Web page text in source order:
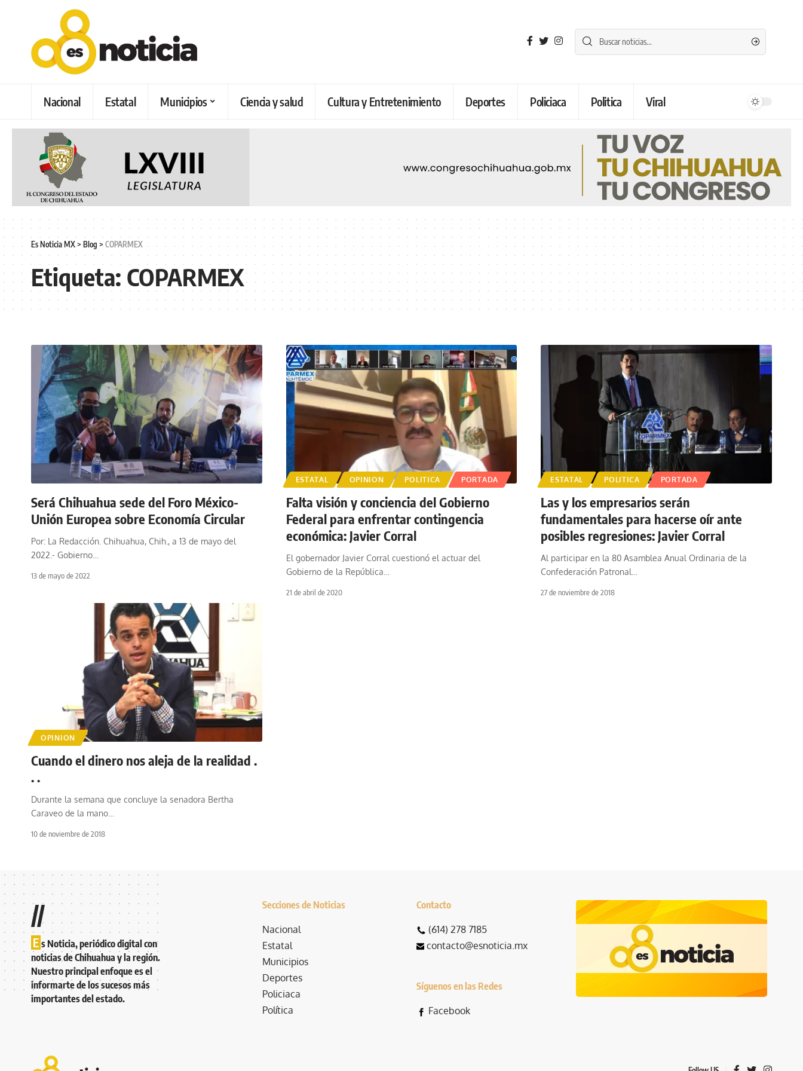
Nacional Estatal Municipios Ciencia y salud Cultura y Entretenimiento Deportes Policiaca Politica Viral
Es Noticia MX> Blog >COPARMEX
Etiqueta: COPARMEX
Será Chihuahua sede del Foro México-
Unión Europea sobre Economía Circular
Por: La Redacción. Chihuahua, Chih., a 13 de mayo del
2022.- Gobierno
13 de mayo de 2022
ESTATAL OPINION POLITICA PORTADA
Falta visión y conciencia del Gobierno
Federal para enfrentar contingencia
económica: Javier Corral
El gobernador Javier Corral cuestionó el actuar del
Gobierno de la República
21 de abril de 2020
ESTATAL POLITICA PORTADA
Las y los empresarios serán
fundamentales para hacerse oír ante
posibles regresiones: Javier Corral
Al participar en la 80 Asamblea Anual Ordinaria de la
Confederación Patronal
27 de noviembre de 2018
OPINION
Cuando el dinero nos aleja de la realidad .
. .
Durante la semana que concluye la senadora Bertha
Caraveo de la mano
10 de noviembre de 2018
//
E s Noticia, periódico digital con
noticias de Chihuahua y la región.
Nuestro principal enfoque es el
informarte de los sucesos más
importantes del estado.
Secciones de Noticias
Nacional
Estatal
Municipios
Deportes
Policiaca
Política
Contacto
(614) 278 7185
contacto@esnoticia.mx
Síguenos en las Redes
Facebook